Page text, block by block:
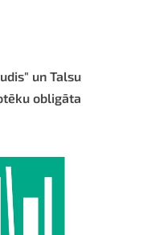
un Talsu
obligāta